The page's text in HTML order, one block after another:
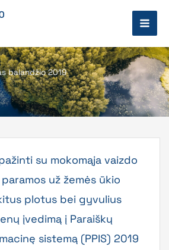
balandžio 2019
su mokomąja vaizdo
už žemės ūkio
plotus bei gyvulius
įvedimą į Paraiškų
sistemą (PPIS) 2019